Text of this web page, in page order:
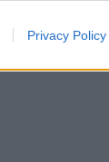
Privacy Policy